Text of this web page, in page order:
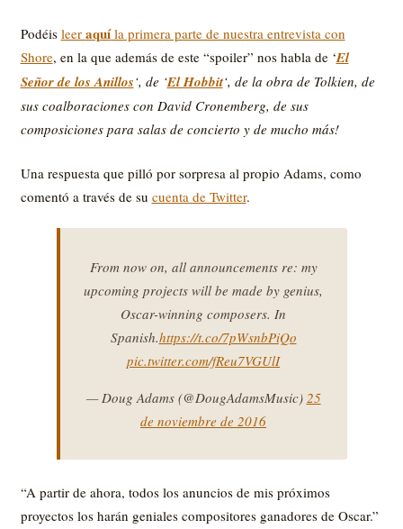
Podéis leer aquíla primera parte de nuestra entrevista con
Shore, en la que además de este “spoiler” nos habla de ‘El
Señor de los Anillos‘, de ‘El Hobbit‘, de la obra de Tolkien, de
sus coalboraciones con David Cronemberg, de sus
composiciones para salas de concierto y de mucho más!
Una respuesta que pilló por sorpresa al propio Adams, como
comentó a través de su cuenta de Twitter.
From now on, all announcements re: my
upcoming projects will be made by genius,
Oscar-winning composers. In
Spanish.https://t.co/7pWsnbPiQo
pic.twitter.com/fReu7VGUlI
— Doug Adams (@DougAdamsMusic) 25
de noviembre de 2016
“A partir de ahora, todos los anuncios de mis próximos
proyectos los harán geniales compositores ganadores de Oscar.”